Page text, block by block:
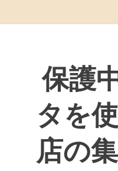
保護
タを
店の